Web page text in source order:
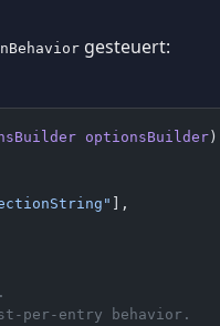
gesteuert:
optionsBuilder )
],
per-entry behavior.